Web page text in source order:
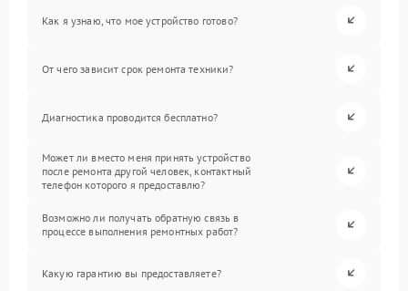
Как я узнаю, что мое устройство готово?
От чего зависит срок ремонта техники?
Диагностика проводится бесплатно?
Может ли вместо меня принять устройство
после ремонта другой человек, контактный
телефон которого я предоставлю?
Возможно ли получать обратную связь в
процессе выполнения ремонтных работ?
Какую гарантию вы предоставляете?